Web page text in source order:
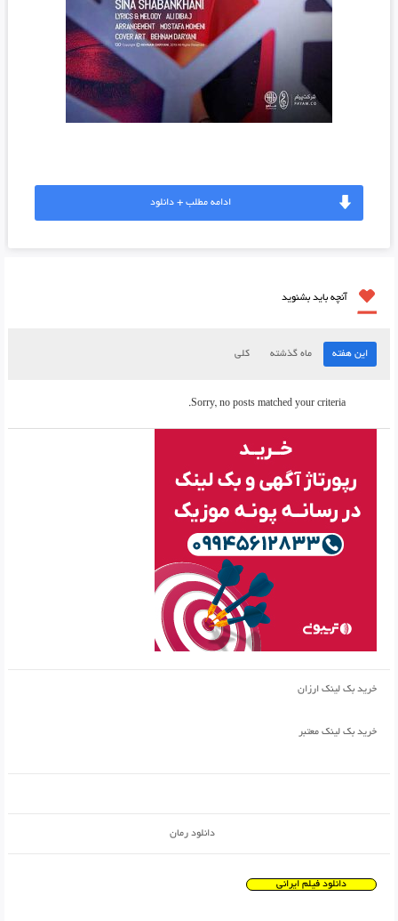
ادامه مطلب + دانلود
آنچه باید بشنوید
این هفته ماه گذشته کلی
Sorry, no posts matched your criteria.
خرید بک لینک ارزان
خرید بک لینک معتبر
دانلود رمان
دانلود فیلم ایرانی